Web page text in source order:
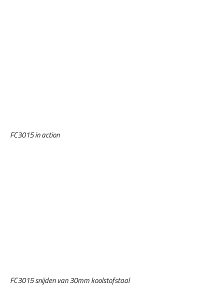
FC3015 in action
FC3015 snijden van 30mm koolstofstaal